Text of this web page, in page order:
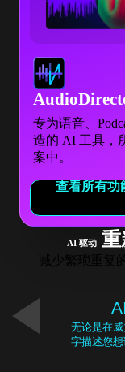
专为语音、
造的 AI 工具，
案中。
查看所有功
AI 驱动重
减少繁琐重复
无论是在
字描述您